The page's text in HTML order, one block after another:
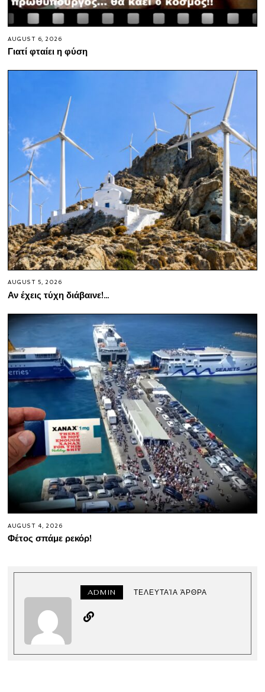
AUGUST 6, 2026
Γιατί φταίει η φύση
AUGUST 5, 2026
Αν έχεις τύχη διάβαινε!…
AUGUST 4, 2026
Φέτος σπάμε ρεκόρ!
ADMIN ΤΕΛΕΥΤΑΊΑ ΆΡΘΡΑ